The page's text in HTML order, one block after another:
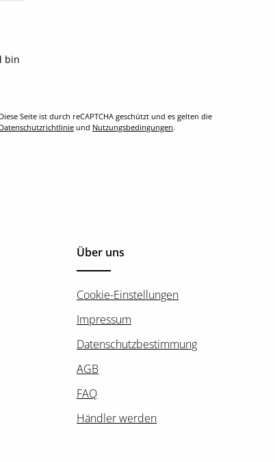
bin
Diese Seite ist durch reCAPTCHA geschützt und es gelten die
Datenschutzrichtlinieund Nutzungsbedingungen.
Über uns
Cookie-Einstellungen
Impressum
Datenschutzbestimmung
AGB
FAQ
Händler werden